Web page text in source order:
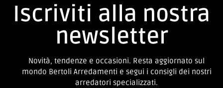
Iscriviti alla nostra
newsletter
Novità, tendenze e occasioni. Resta aggiornato sul
mondo Bertoli Arredamenti e segui i consigli dei nostri
arredatori specializzati.